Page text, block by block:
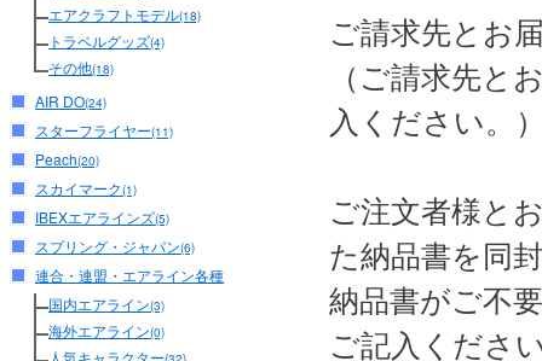
エアクラフトモデル(18)
トラベルグッズ(4)
その他(18)
AIR DO(24)
スターフライヤー(11)
Peach(20)
スカイマーク(1)
IBEXエアラインズ(5)
スプリング・ジャパン(6)
連合・連盟・エアライン各種
国内エアライン(3)
海外エアライン(0)
ご請求先とお
（ご請求先と
入ください。
ご注文者様と
た納品書を同
納品書がご不
ご記入くださ